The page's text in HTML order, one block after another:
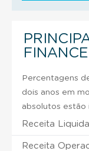
Percentagens
dois anos em
absolutos estão
Receita
Receita